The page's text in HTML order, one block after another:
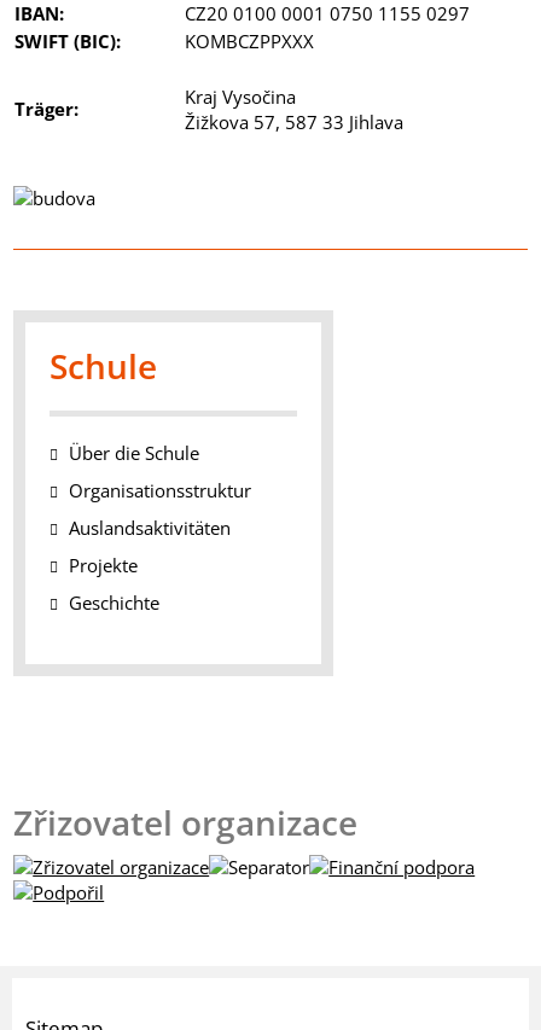
IBAN:
CZ20 0100 0001 0750 1155 0297
SWIFT (BIC):
KOMBCZPPXXX
Träger:
Kraj Vysočina
Žižkova 57, 587 33 Jihlava
Schule
Über die Schule
Organisationsstruktur
Auslandsaktivitäten
Projekte
Geschichte
Zřizovatel organizace